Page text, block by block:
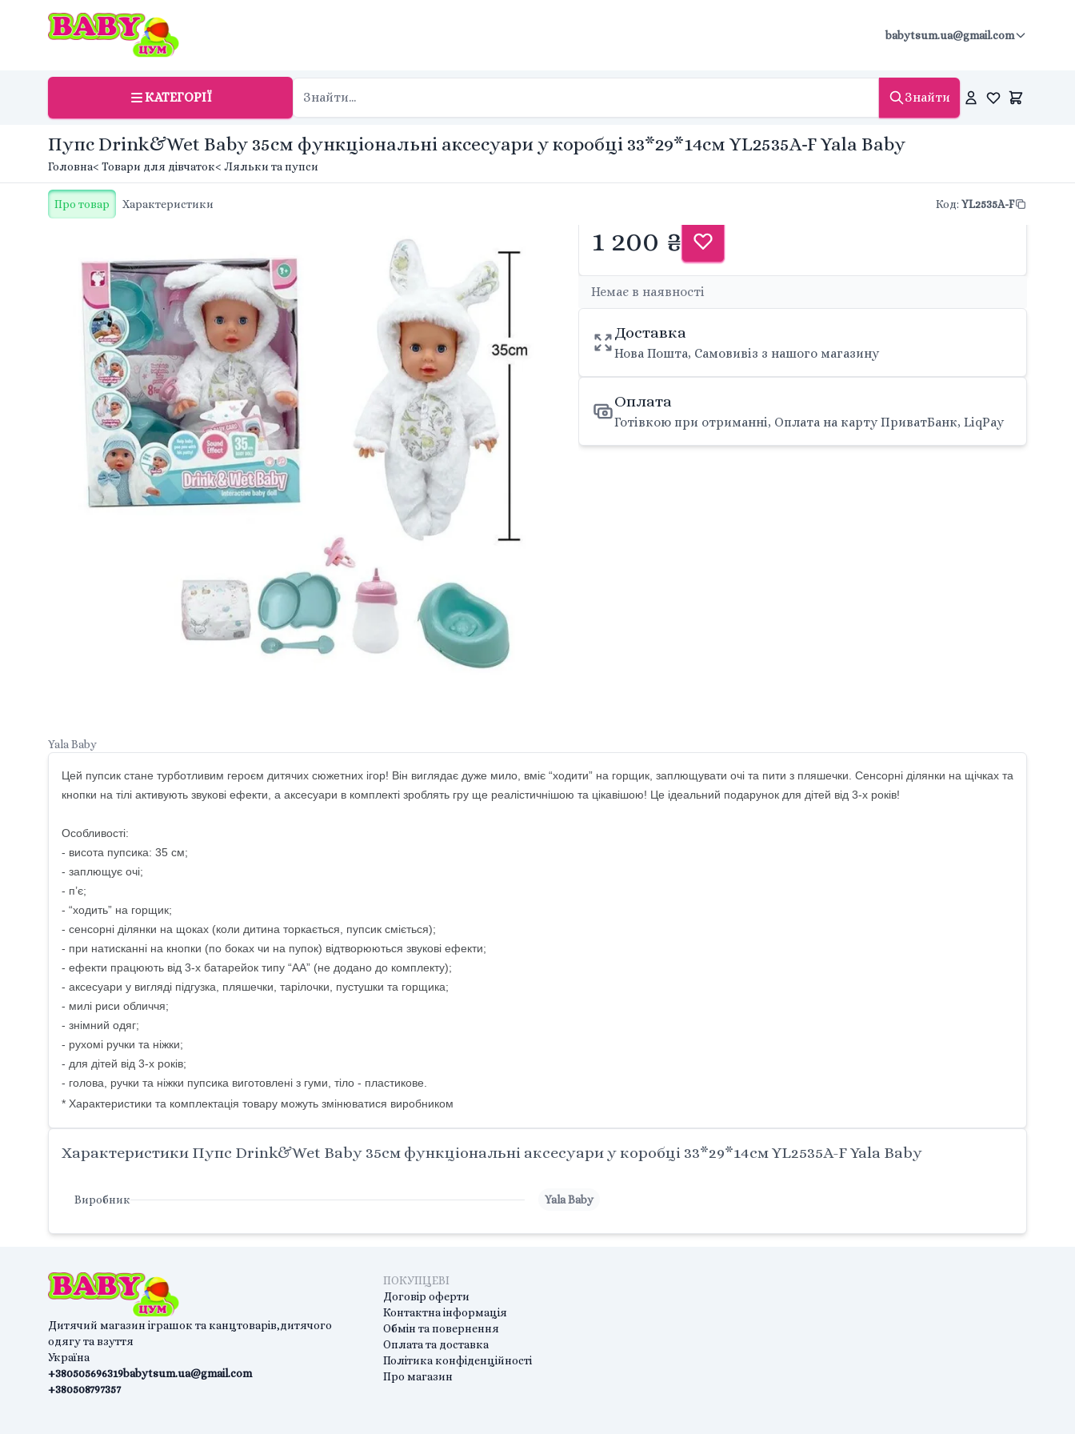
babytsum.ua@gmail.com
КАТЕГОРІЇ Знайти
Пупс Drink&Wet Baby 35см функціональні аксесуари у коробці 33*29*14cм YL2535A-F Yala Baby
Головна< Товари для дівчаток< Ляльки та пупси
Про товар Характеристики Код: YL2535A-F
Yala Baby
1 200 ₴
Немає в наявності
Доставка
Нова Пошта, Самовивіз з нашого магазину
Оплата
Готівкою при отриманні, Оплата на карту ПриватБанк, LiqPay
Цей пупсик стане турботливим героєм дитячих сюжетних ігор! Він виглядає дуже мило, вміє “ходити” на горщик, заплющувати очі та пити з пляшечки. Сенсорні ділянки на щічках та
кнопки на тілі активують звукові ефекти, а аксесуари в комплекті зроблять гру ще реалістичнішою та цікавішою! Це ідеальний подарунок для дітей від 3-х років!
Особливості:
- висота пупсика: 35 см;
- заплющує очі;
- п’є;
- “ходить” на горщик;
- сенсорні ділянки на щоках (коли дитина торкається, пупсик сміється);
- при натисканні на кнопки (по боках чи на пупок) відтворюються звукові ефекти;
- ефекти працюють від 3-х батарейок типу “АА” (не додано до комплекту);
- аксесуари у вигляді підгузка, пляшечки, тарілочки, пустушки та горщика;
- милі риси обличчя;
- знімний одяг;
- рухомі ручки та ніжки;
- для дітей від 3-х років;
- голова, ручки та ніжки пупсика виготовлені з гуми, тіло - пластикове.
* Характеристики та комплектація товару можуть змінюватися виробником
Характеристики Пупс Drink&Wet Baby 35см функціональні аксесуари у коробці 33*29*14cм YL2535A-F Yala Baby
Виробник Yala Baby
Дитячий магазин іграшок та канцтоварів,дитячого
одягу та взуття
Україна
+380505696319
+380508797357
babytsum.ua@gmail.com
ПОКУПЦЕВІ
Договір оферти
Контактна інформація
Обмін та повернення
Оплата та доставка
Політика конфіденційності
Про магазин